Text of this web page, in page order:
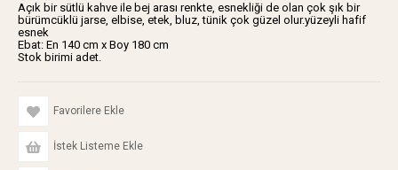
Açık bir sütlü kahve ile bej arası renkte, esnekliği de olan çok şık bir
bürümcüklü jarse, elbise, etek, bluz, tünik çok güzel olur.yüzeyli hafif
esnek
Ebat: En 140 cm x Boy 180 cm
Stok birimi adet.
Favorilere Ekle
İstek Listeme Ekle